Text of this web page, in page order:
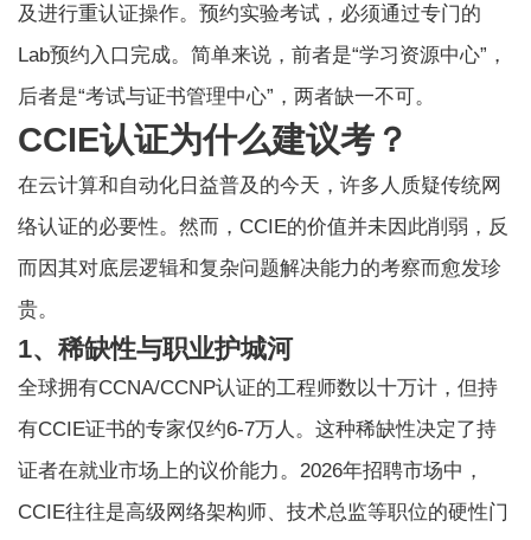
及进行重认证操作。预约实验考试，必须通过专门的
Lab预约入口完成。简单来说，前者是“学习资源中心”，
后者是“考试与证书管理中心”，两者缺一不可。
CCIE认证为什么建议考？
在云计算和自动化日益普及的今天，许多人质疑传统网
络认证的必要性。然而，CCIE的价值并未因此削弱，反
而因其对底层逻辑和复杂问题解决能力的考察而愈发珍
贵。
1、稀缺性与职业护城河
全球拥有CCNA/CCNP认证的工程师数以十万计，但持
有CCIE证书的专家仅约6-7万人。这种稀缺性决定了持
证者在就业市场上的议价能力。2026年招聘市场中，
CCIE往往是高级网络架构师、技术总监等职位的硬性门